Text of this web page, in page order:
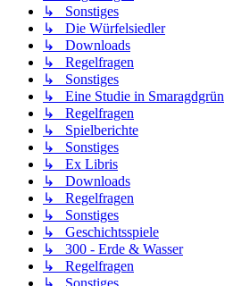
↳ Sonstiges
↳ Die Würfelsiedler
↳ Downloads
↳ Regelfragen
↳ Sonstiges
↳ Eine Studie in Smaragdgrün
↳ Regelfragen
↳ Spielberichte
↳ Sonstiges
↳ Ex Libris
↳ Downloads
↳ Regelfragen
↳ Sonstiges
↳ Geschichtsspiele
↳ 300 - Erde & Wasser
↳ Regelfragen